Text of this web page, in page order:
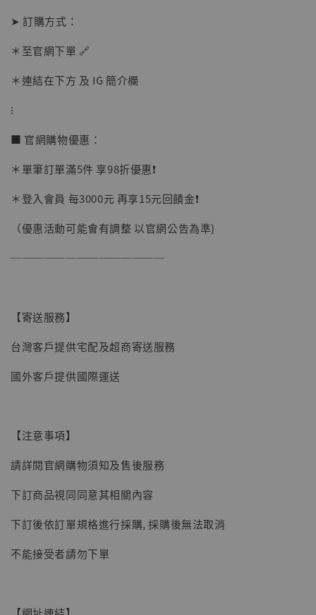
➤ 訂購方式：
＊至官網下單 🔗
＊連結在下方 及 IG 簡介欄
⁝
■ 官網購物優惠：
＊單筆訂單滿5件 享98折優惠❗️
＊登入會員 每3000元 再享15元回饋金❗️
（優惠活動可能會有調整 以官網公告為準)
──────────────
【寄送服務】
台灣客戶提供宅配及超商寄送服務
國外客戶提供國際運送
【注意事項】
請詳閱官網購物須知及售後服務
下訂商品視同同意其相關內容
下訂後依訂單規格進行採購, 採購後無法取消
不能接受者請勿下單